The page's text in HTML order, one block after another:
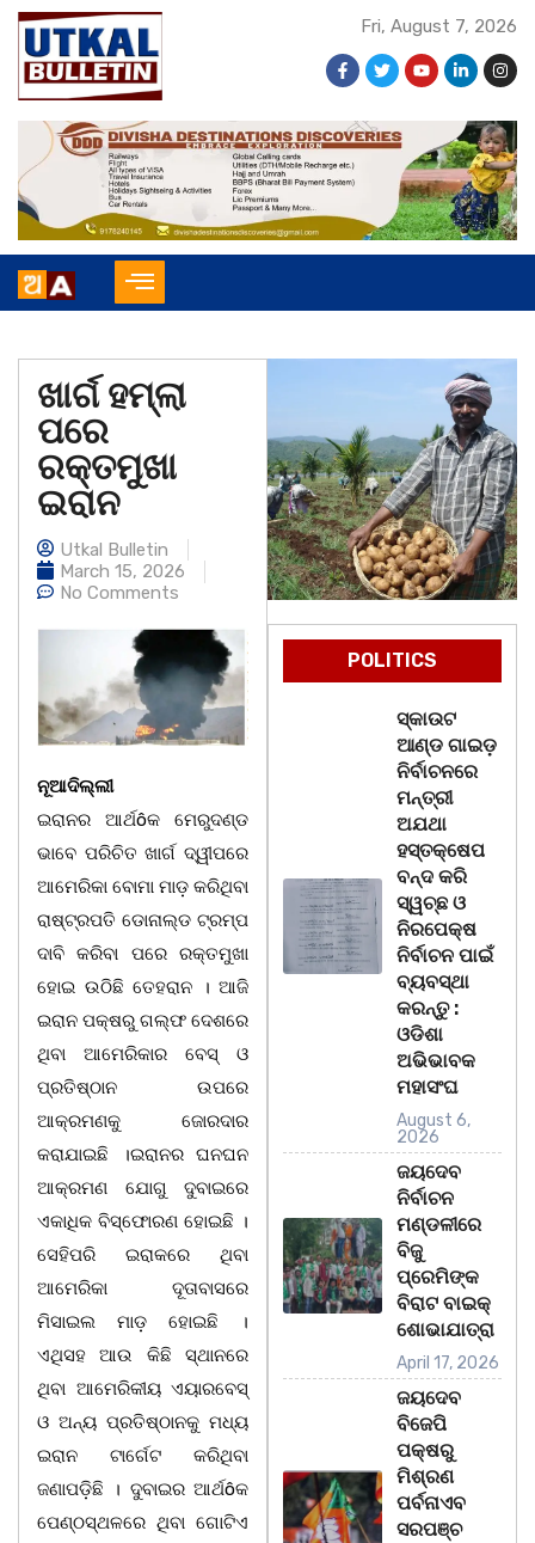
Fri, August 7, 2026
ଖାର୍ଗ ହମ୍ଲା
ପରେ
ରକ୍ତମୁଖା
ଇରାନ
Utkal Bulletin
March 15, 2026
No Comments
ନୂଆଦିଲ୍ଲୀ
ଇରାନର ଆର୍ଥôକ ମେରୁଦଣ୍ଡ
ଭାବେ ପରିଚିତ ଖାର୍ଗ ଦ୍ୱୀପରେ
ଆମେରିକା ବୋମା ମାଡ଼ କରିଥିବା
ରାଷ୍ଟ୍ରପତି ଡୋନାଲ୍ଡ ଟ୍ରମ୍ପ
ଦାବି କରିବା ପରେ ରକ୍ତମୁଖା
ହୋଇ ଉଠିଛି ତେହରାନ । ଆଜି
ଇରାନ ପକ୍ଷରୁ ଗଲ୍ଫ ଦେଶରେ
ଥିବା ଆମେରିକାର ବେସ୍ ଓ
ପ୍ରତିଷ୍ଠାନ ଉପରେ
ଆକ୍ରମଣକୁ ଜୋରଦାର
କରାଯାଇଛି ।ଇରାନର ଘନଘନ
ଆକ୍ରମଣ ଯୋଗୁ ଦୁବାଇରେ
ଏକାଧିକ ବିସ୍ଫୋରଣ ହୋଇଛି ।
ସେହିପରି ଇରାକରେ ଥିବା
ଆମେରିକା ଦୂତାବାସରେ
ମିସାଇଲ ମାଡ଼ ହୋଇଛି ।
ଏଥିସହ ଆଉ କିଛି ସ୍ଥାନରେ
ଥିବା ଆମେରିକୀୟ ଏୟାରବେସ୍
ଓ ଅନ୍ୟ ପ୍ରତିଷ୍ଠାନକୁ ମଧ୍ୟ
ଇରାନ ଟାର୍ଗେଟ କରିଥିବା
ଜଣାପଡ଼ିଛି । ଦୁବାଇର ଆର୍ଥôକ
ପେଣ୍ଠସ୍ଥଳରେ ଥିବା ଗୋଟିଏ
POLITICS
ସ୍କାଉଟ
ଆଣ୍ଡ ଗାଇଡ଼
ନିର୍ବାଚନରେ
ମନ୍ତ୍ରୀ
ଅଯଥା
ହସ୍ତକ୍ଷେପ
ବନ୍ଦ କରି
ସ୍ୱଚ୍ଛ ଓ
ନିରପେକ୍ଷ
ନିର୍ବାଚନ ପାଇଁ
ବ୍ୟବସ୍ଥା
କରନ୍ତୁ :
ଓଡିଶା
ଅଭିଭାବକ
ମହାସଂଘ
August 6,
2026
ଜୟଦେବ
ନିର୍ବାଚନ
ମଣ୍ଡଳୀରେ
ବିଜୁ
ପ୍ରେମିଙ୍କ
ବିରାଟ ବାଇକ୍
ଶୋଭାଯାତ୍ରା
April 17, 2026
ଜୟଦେବ
ବିଜେପି
ପକ୍ଷରୁ
ମିଶ୍ରଣ
ପର୍ବନାଏବ
ସରପଞ୍ଚ